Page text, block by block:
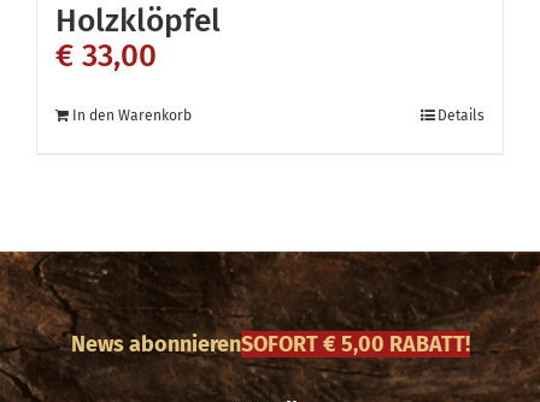
Holzklöpfel
€ 33,00
In den Warenkorb Details
News abonnierenSOFORT € 5,00 RABATT!